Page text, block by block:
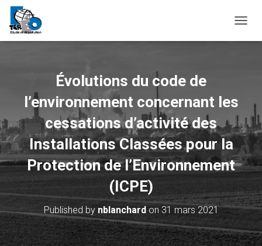
U
R
E
R
L
N
A
I
G
Évolutions du code de
l’environnement concernant les
cessations d’activité des
Installations Classées pour la
Protection de l’Environnement
(ICPE)
Published by nblanchardon 31 mars 2021